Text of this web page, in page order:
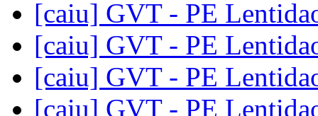
[caiu] GVT - PE
[caiu] GVT - PE
[caiu] GVT - PE
[caiu] GVT - PE